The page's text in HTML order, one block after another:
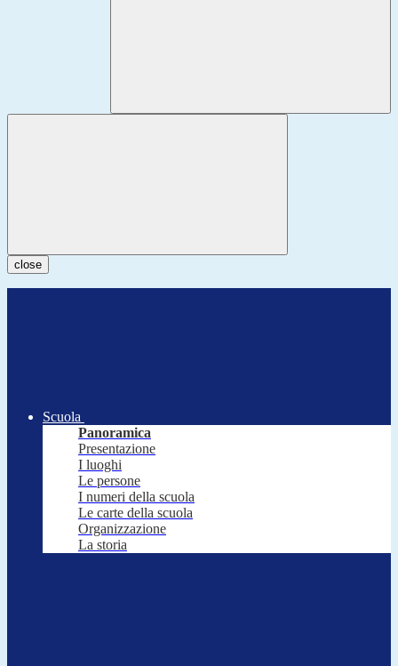
close
Scuola
Panoramica
Presentazione
I luoghi
Le persone
I numeri della scuola
Le carte della scuola
Organizzazione
La storia